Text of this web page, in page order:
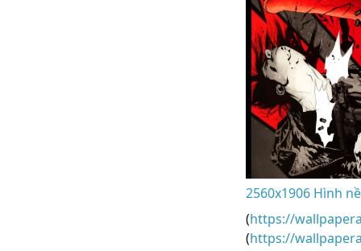
2560x1906 Hình
(https://
(https://